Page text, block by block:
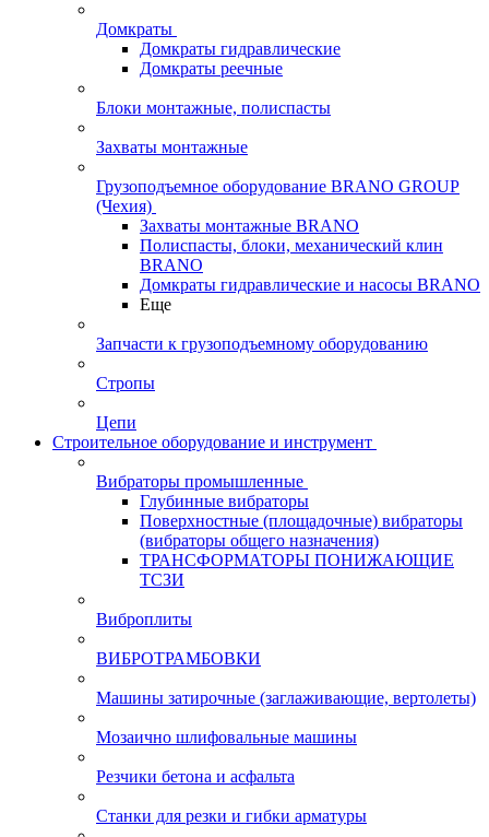
Домкраты
Домкраты гидравлические
Домкраты реечные
Блоки монтажные, полиспасты
Захваты монтажные
Грузоподъемное оборудование BRANO GROUP
(Чехия)
Захваты монтажные BRANO
Полиспасты, блоки, механический клин
BRANO
Домкраты гидравлические и насосы BRANO
Еще
Запчасти к грузоподъемному оборудованию
Стропы
Цепи
Строительное оборудование и инструмент
Вибраторы промышленные
Глубинные вибраторы
Поверхностные (площадочные) вибраторы
(вибраторы общего назначения)
ТРАНСФОРМАТОРЫ ПОНИЖАЮЩИЕ
ТСЗИ
Виброплиты
ВИБРОТРАМБОВКИ
Машины затирочные (заглаживающие, вертолеты)
Мозаично шлифовальные машины
Резчики бетона и асфальта
Станки для резки и гибки арматуры